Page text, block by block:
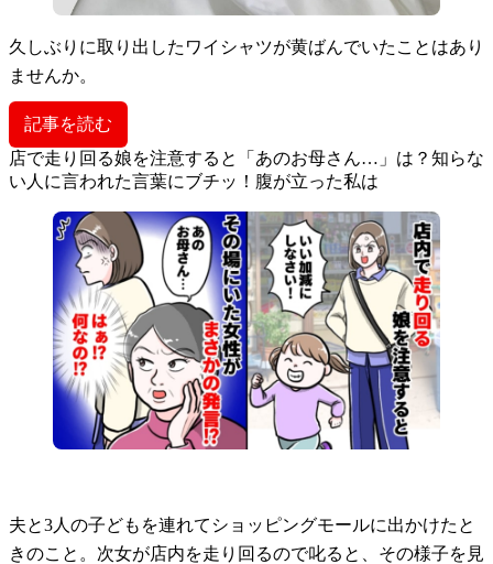
久しぶりに取り出したワイシャツが黄ばんでいたことはあり
ませんか。
記事を読む
店で走り回る娘を注意すると「あのお母さん…」は？知らな
い人に言われた言葉にブチッ！腹が立った私は
夫と3人の子どもを連れてショッピングモールに出かけたと
きのこと。次女が店内を走り回るので叱ると、その様子を見